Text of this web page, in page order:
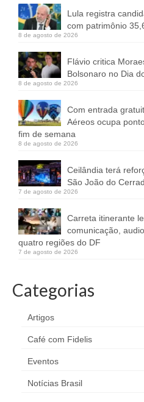
Lula registra
com patrimônio
8 de agosto de 2026
Flávio critica
Bolsonaro no Dia
8 de agosto de 2026
Com entrada
Aéreos ocupa
fim de semana
8 de agosto de 2026
Ceilândia terá
São João do
7 de agosto de 2026
Carreta itinerante
comunicação,
quatro regiões do DF
7 de agosto de 2026
Categorias
Artigos
Café com Fidelis
Eventos
Notícias Brasil